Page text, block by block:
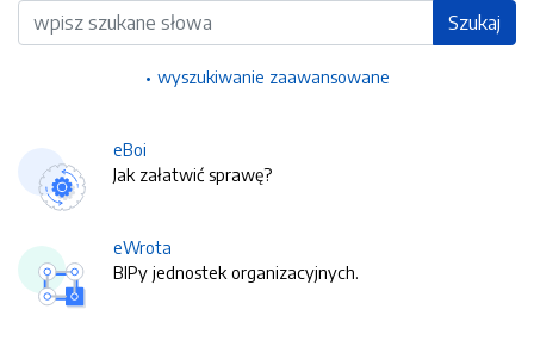
Wyszukiwarka Szukaj
wyszukiwanie zaawansowane
eBoi
Jak załatwić sprawę?
eWrota
BIPy jednostek organizacyjnych.